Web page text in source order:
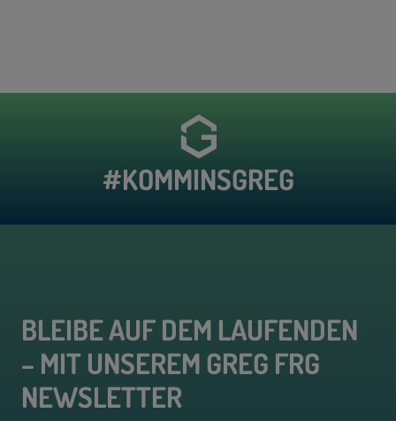
#KOMMINSGREG
BLEIBE AUF DEM LAUFENDEN
– MIT UNSEREM GREG FRG
NEWSLETTER